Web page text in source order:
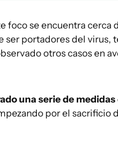
foco se encuentra cerca
ser portadores del virus,
otros casos en
una serie de
por el sacrificio